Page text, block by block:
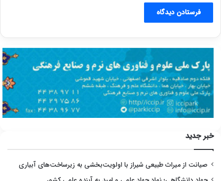
خبر جدید
صیانت از میراث طبیعی شیراز با اولویت‌بخشی به زیرساخت‌های آبیاری